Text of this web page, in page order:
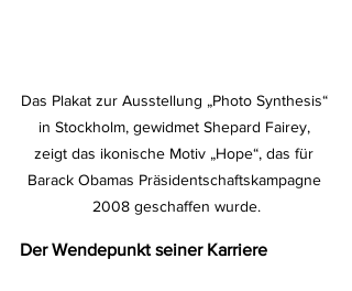
Das Plakat zur Ausstellung „Photo Synthesis“
in Stockholm, gewidmet Shepard Fairey,
zeigt das ikonische Motiv „Hope“, das für
Barack Obamas Präsidentschaftskampagne
2008 geschaffen wurde.
Der Wendepunkt seiner Karriere